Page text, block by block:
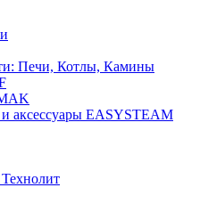
Печи, Котлы, Камины
аксессуары EASYSTEAM